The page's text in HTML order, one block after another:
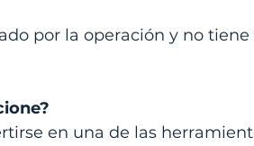
por la operación y no
en una de las